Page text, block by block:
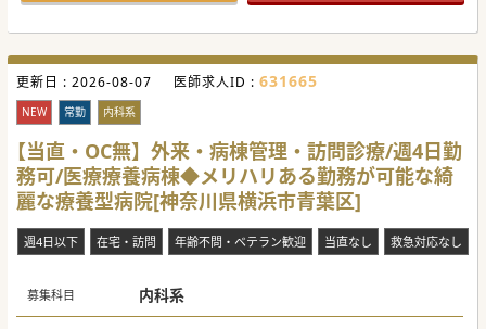
更新日 : 2026-08-07 医師求人ID : 631665
NEW 常勤 内科系
【当直・OC無】外来・病棟管理・訪問診療/週4日勤
務可/医療療養病棟◆メリハリある勤務が可能な綺
麗な療養型病院[神奈川県横浜市青葉区]
週4日以下 在宅・訪問 年齢不問・ベテラン歓迎 当直なし 救急対応なし
募集科目 内科系